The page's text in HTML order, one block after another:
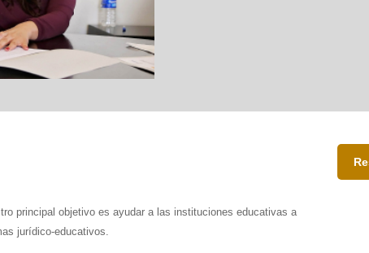
principal objetivo es ayudar a las instituciones educativas a
jurídico-educativos.